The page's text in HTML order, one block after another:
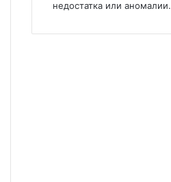
недостатка или аномалии.